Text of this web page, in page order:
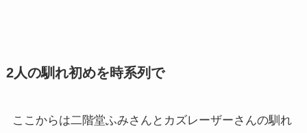
2人の馴れ初めを時系列で
ここからは二階堂ふみさんとカズレーザーさんの馴れ